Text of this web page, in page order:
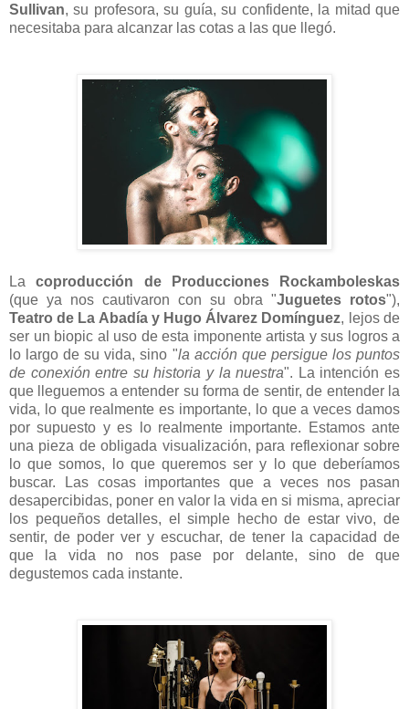
Sullivan, su profesora, su guía, su confidente, la mitad que
necesitaba para alcanzar las cotas a las que llegó.
Lacoproducción de Producciones Rockamboleskas
(que ya nos cautivaron con su obra "Juguetes rotos"),
Teatro de La Abadía y Hugo Álvarez Domínguez, lejos de
ser un biopic al uso de esta imponente artista y sus logros a
lo largo de su vida, sino "la acción que persigue los puntos
de conexión entre su historia y la nuestra". La intención es
que lleguemos a entender su forma de sentir, de entender la
vida, lo que realmente es importante, lo que a veces damos
por supuesto y es lo realmente importante. Estamos ante
una pieza de obligada visualización, para reflexionar sobre
lo que somos, lo que queremos ser y lo que deberíamos
buscar. Las cosas importantes que a veces nos pasan
desapercibidas, poner en valor la vida en si misma, apreciar
los pequeños detalles, el simple hecho de estar vivo, de
sentir, de poder ver y escuchar, de tener la capacidad de
que la vida no nos pase por delante, sino de que
degustemos cada instante.